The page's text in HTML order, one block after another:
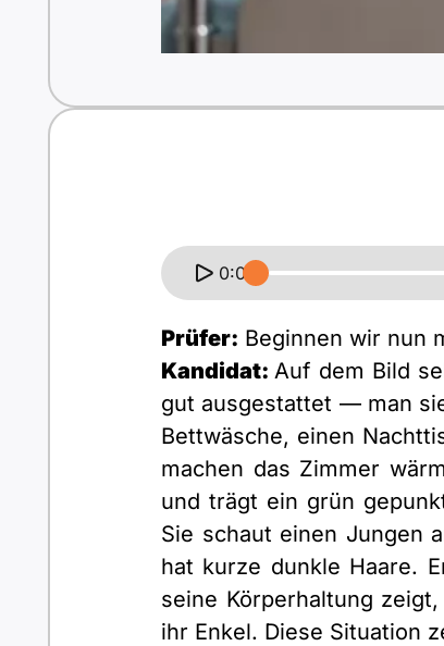
0:00
Prüfer: Beginnen wir nun
Kandidat: Auf dem Bild
gut ausgestattet — man
Bettwäsche, einen
machen das Zimmer
und trägt ein grün
Sie schaut einen Jungen
hat kurze dunkle Haare.
seine Körperhaltung
ihr Enkel. Diese Situation